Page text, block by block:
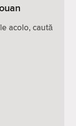
acolo, caută